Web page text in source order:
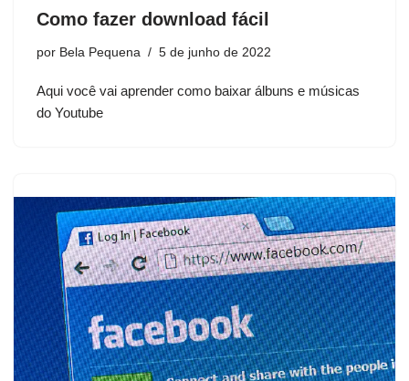
Como fazer download fácil
por Bela Pequena 5 de junho de 2022
Aqui você vai aprender como baixar álbuns e músicas
do Youtube